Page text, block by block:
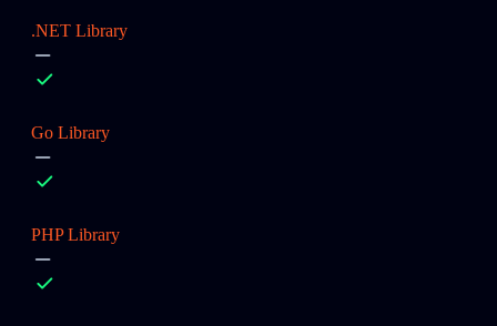
.NET Library
Go Library
PHP Library